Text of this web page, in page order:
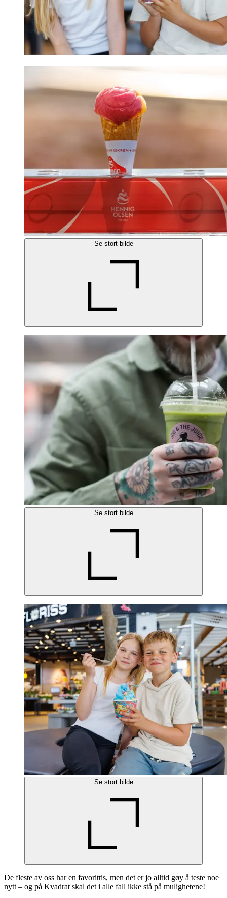
Se stort bilde
Se stort bilde
Se stort bilde
De fleste av oss har en favorittis, men det er jo alltid gøy å teste noe
nytt – og på Kvadrat skal det i alle fall ikke stå på mulighetene!